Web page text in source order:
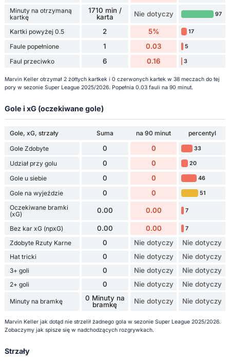
Minuty na otrzymaną
kartkę
1710 min /
karta
Nie dotyczy 97
Kartki powyżej 0.5 2 5% 17
Faule popełnione 1 0.03 5
Faul przeciwko 6 0.16 3
Marvin Keller otrzymał 2 żółtych kartkek i 0 czerwonych kartek w 38 meczach do tej
pory w sezonie Super League 2025/2026. Popełnia 0.03 fauli na 90 minut.
Gole i xG (oczekiwane gole)
Gole, xG, strzały Suma na 90 minut
percentyl
Gole Zdobyte
0 0 33
Udział przy golu 0 0 20
Gole u siebie 0 0 46
Gole na wyjeździe 0 0 51
Oczekiwane bramki
(xG)
0.00 0.00 7
Bez kar xG (npxG) 0.00 0.00 7
Zdobyte Rzuty Karne 0 Nie dotyczy Nie dotyczy
Hat tricki 0 Nie dotyczy Nie dotyczy
3+ goli 0 Nie dotyczy Nie dotyczy
2+ goli 0 Nie dotyczy Nie dotyczy
Minuty na bramkę
0 Minuty na
bramkę
Nie dotyczy Nie dotyczy
Marvin Keller jak dotąd nie strzelił żadnego gola w sezonie Super League 2025/2026.
Zobaczymy jak spisze się w nadchodzących rozgrywkach.
Strzały